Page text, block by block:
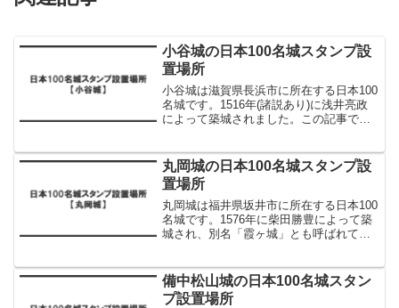
小谷城の日本100名城スタンプ設
置場所
小谷城は滋賀県長浜市に所在する日本100
名城です。1516年(諸説あり)に浅井亮政
によって築城されました。この記事で
名城スタンプ設置場所小谷城の日本100名
城ス...
丸岡城の日本100名城スタンプ設
置場所
丸岡城は福井県坂井市に所在する日本100
名城です。1576年に柴田勝豊によって築
城され、別名「霞ヶ城」とも呼ばれてい
日本100名城スタンプ設置場所について解
説します。丸...
備中松山城の日本100名城スタン
プ設置場所